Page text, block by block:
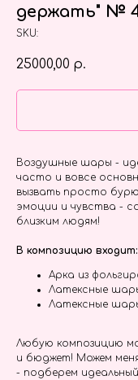
держать" №
SKU:
25000,00 р.
Воздушные шары -
часто и вовсе
вызвать просто
эмоции и чувства -
близким людям!
В композицию входит:
Арка из
Латексные
Латексные
Любую композицию
и бюджет! Можем
- подберем